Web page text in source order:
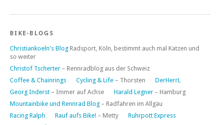
BIKE-BLOGS
Christiankoeln's Blog Radsport, Köln, bestimmt auch mal Katzen und
so weiter
Christof Tscherter – Rennradblog aus der Schweiz
Coffee & Chainrings
Cycling & Life – Thorsten
DerHerrL
Georg Inderst – Immer auf Achse Harald Legner – Hamburg
Mountainbike und Rennrad Blog – Radfahren im Allgäu
Racing Ralph
Rauf aufs Bike! – Metty
Ruhrpott Express